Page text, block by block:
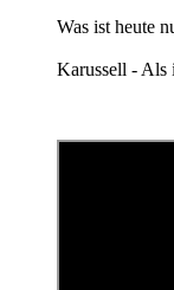
Was ist heute
Karussell - Als